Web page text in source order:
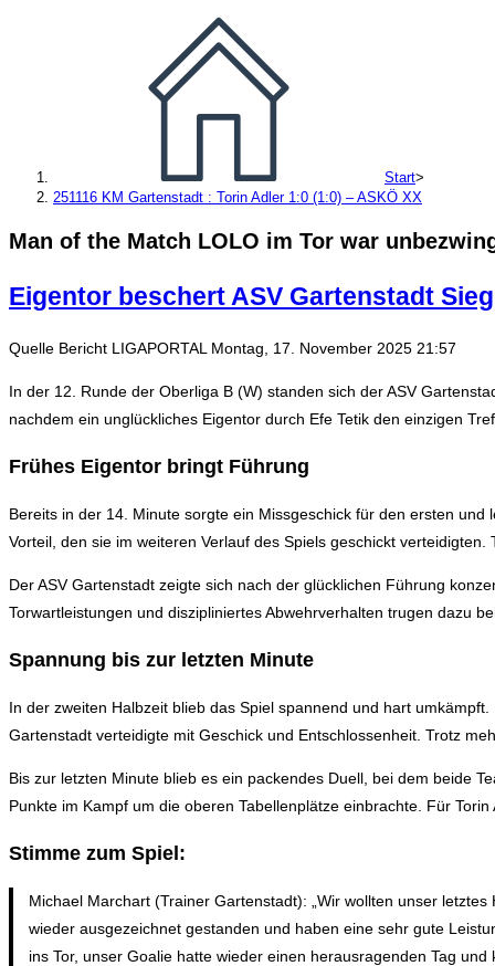
Start>
251116 KM Gartenstadt : Torin Adler 1:0 (1:0) – ASKÖ XX
Man of the Match LOLO im Tor war
Eigentor beschert ASV Gartenstadt
Quelle Bericht LIGAPORTAL Montag, 17. November 2025 21:57
In der 12. Runde der Oberliga B (W) standen sich der ASV
nachdem ein unglückliches Eigentor durch Efe Tetik den einzigen
Frühes Eigentor bringt Führung
Bereits in der 14. Minute sorgte ein Missgeschick für den ersten
Vorteil, den sie im weiteren Verlauf des Spiels geschickt
Der ASV Gartenstadt zeigte sich nach der glücklichen Führung
Torwartleistungen und diszipliniertes Abwehrverhalten trugen dazu
Spannung bis zur letzten Minute
In der zweiten Halbzeit blieb das Spiel spannend und hart
Gartenstadt verteidigte mit Geschick und Entschlossenheit. Trotz
Bis zur letzten Minute blieb es ein packendes Duell, bei dem beide
Punkte im Kampf um die oberen Tabellenplätze einbrachte. Für
Stimme zum Spiel:
Michael Marchart (Trainer Gartenstadt): „Wir wollten unser
wieder ausgezeichnet gestanden und haben eine sehr gute
ins Tor, unser Goalie hatte wieder einen herausragenden Tag